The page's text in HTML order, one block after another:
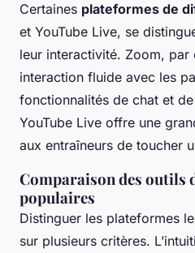
Certaines plateformes de
et YouTube Live, se
leur interactivité. Zoom, par
interaction fluide avec les
fonctionnalités de chat et de
YouTube Live offre une
aux entraîneurs de toucher
Comparaison des outils
populaires
Distinguer les plateformes
sur plusieurs critères.